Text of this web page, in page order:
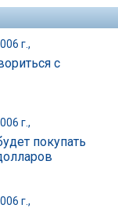
г.,
с
г.,
покупать
г.,